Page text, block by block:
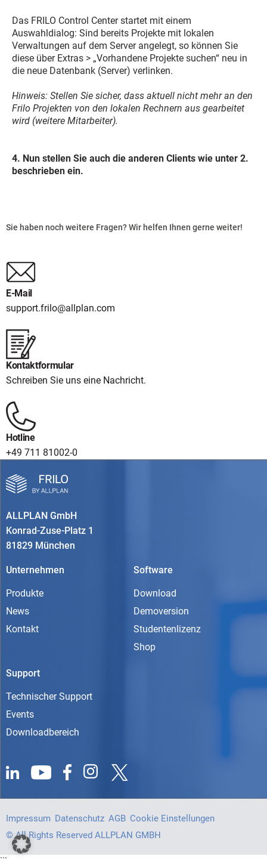
Das FRILO Control Center startet mit einem
Auswahldialog: Sind bereits Projekte mit lokalen
Verwaltungen auf dem Server angelegt, so können Sie
diese über Extras > „Vorhandene Projekte suchen“ neu in
die neue Datenbank (Server) verlinken.
Hinweis: Stellen Sie sicher, dass aktuell nicht mehr an den
Frilo Projekten von den lokalen Rechnern aus gearbeitet
wird (weitere Mitarbeiter).
4. Nun stellen Sie auch die anderen Clients wie unter 2.
beschrieben ein.
Sie haben noch weitere Fragen? Wir helfen Ihnen gerne weiter!
E-Mail
support.frilo@allplan.com
Kontaktformular
Schreiben Sie uns eine Nachricht.
Hotline
+49 711 81002-0
ALLPLAN GmbH
Konrad-Zuse-Platz 1
81829 München
Unternehmen
Produkte
News
Kontakt
Software
Download
Demoversion
Studentenlizenz
Shop
Support
Technischer Support
Events
Downloadbereich
Impressum Datenschutz AGB Cookie Einstellungen
© All Rights Reserved ALLPLAN GMBH